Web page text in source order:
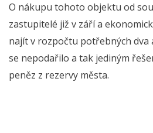
O nákupu tohoto objektu od
zastupitelé již v září a
najít v rozpočtu potřebných
se nepodařilo a tak jediným
peněz z rezervy města.